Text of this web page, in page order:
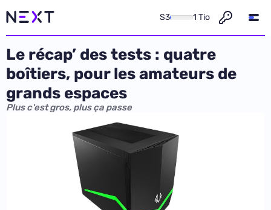
S3 1 Tio
Le récap’ des tests : quatre
boîtiers, pour les amateurs de
grands espaces
Plus c'est gros, plus ça passe